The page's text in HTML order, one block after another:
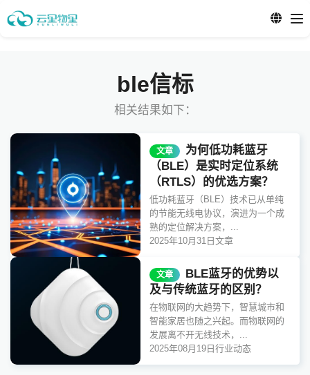
ble信标
相关结果如下：
文章
为何低功耗蓝牙
（BLE）是实时定位系统
（RTLS）的优选方案？
低功耗蓝牙（BLE）技术已从单纯
的节能无线电协议，演进为一个成
熟的定位解决方案，...
2025年10月31日文章
文章
BLE蓝牙的优势以
及与传统蓝牙的区别？
在物联网的大趋势下，智慧城市和
智能家居也随之兴起。而物联网的
发展离不开无线技术，...
2025年08月19日行业动态